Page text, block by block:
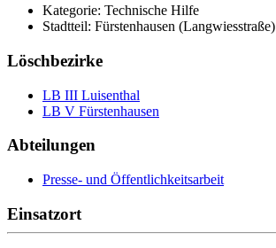
Kategorie: Technische Hilfe
Stadtteil: Fürstenhausen (Langwiesstraße)
Löschbezirke
LB III Luisenthal
LB V Fürstenhausen
Abteilungen
Presse- und Öffentlichkeitsarbeit
Einsatzort